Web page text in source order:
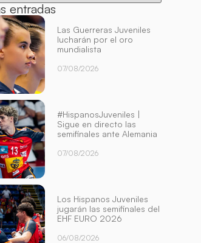
entradas
Las Guerreras Juveniles
lucharán por el oro
mundialista
07/08/2026
#HispanosJuveniles |
Sigue en directo las
semifinales ante Alemania
07/08/2026
Los Hispanos Juveniles
jugarán las semifinales del
EHF EURO 2026
06/08/2026